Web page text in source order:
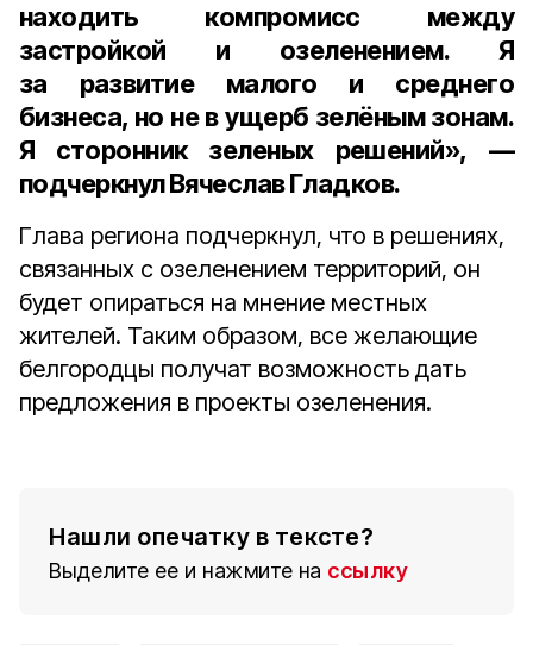
находить компромисс между
застройкой и озеленением. Я
за развитие малого и среднего
бизнеса, но не в ущерб зелёным зонам.
Я сторонник зеленых решений», —
подчеркнул Вячеслав Гладков.
Глава региона подчеркнул, что в решениях,
связанных с озеленением территорий, он
будет опираться на мнение местных
жителей. Таким образом, все желающие
белгородцы получат возможность дать
предложения в проекты озеленения.
Нашли опечатку в тексте?
Выделите ее и нажмите на ссылку